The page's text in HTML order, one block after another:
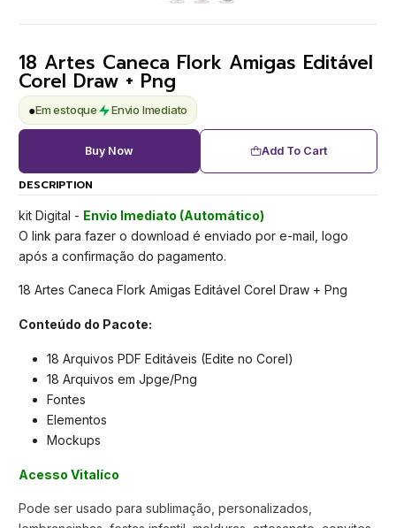
18 Artes Caneca Flork Amigas Editável
Corel Draw + Png
●Em estoque Envio Imediato
Add To Cart
Buy Now
DESCRIPTION
kit Digital - Envio Imediato (Automático)
O link para fazer o download é enviado por e-mail, logo
após a confirmação do pagamento.
18 Artes Caneca Flork Amigas Editável Corel Draw + Png
Conteúdo do Pacote:
18 Arquivos PDF Editáveis (Edite no Corel)
18 Arquivos em Jpge/Png
Fontes
Elementos
Mockups
Acesso Vitalíco
Pode ser usado para sublimação, personalizados,